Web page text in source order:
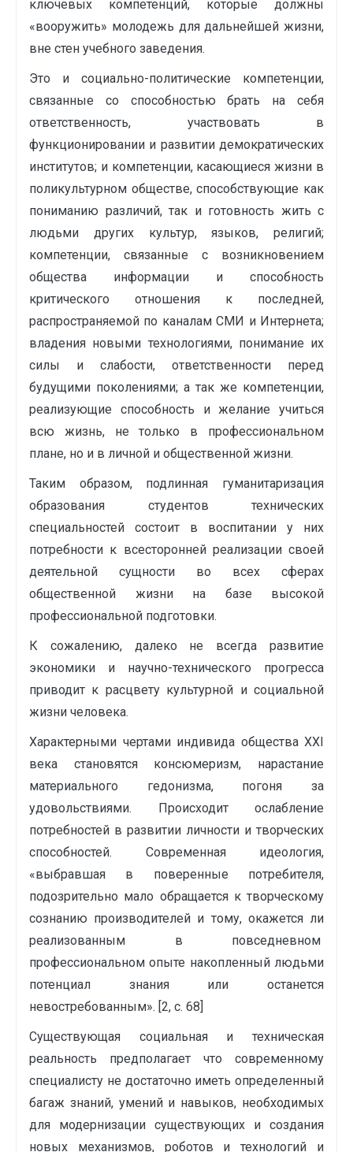
ключевых компетенций, которые должны
«вооружить» молодежь для дальнейшей жизни,
вне стен учебного заведения.
Это и социально-политические компетенции,
связанные со способностью брать на себя
ответственность, участвовать в
функционировании и развитии демократических
институтов; и компетенции, касающиеся жизни в
поликультурном обществе, способствующие как
пониманию различий, так и готовность жить с
людьми других культур, языков, религий;
компетенции, связанные с возникновением
общества информации и способность
критического отношения к последней,
распространяемой по каналам СМИ и Интернета;
владения новыми технологиями, понимание их
силы и слабости, ответственности перед
будущими поколениями; а так же компетенции,
реализующие способность и желание учиться
всю жизнь, не только в профессиональном
плане, но и в личной и общественной жизни.
Таким образом, подлинная гуманитаризация
образования студентов технических
специальностей состоит в воспитании у них
потребности к всесторонней реализации своей
деятельной сущности во всех сферах
общественной жизни на базе высокой
профессиональной подготовки.
К сожалению, далеко не всегда развитие
экономики и научно-технического прогресса
приводит к расцвету культурной и социальной
жизни человека.
Характерными чертами индивида общества ХХI
века становятся консюмеризм, нарастание
материального гедонизма, погоня за
удовольствиями. Происходит ослабление
потребностей в развитии личности и творческих
способностей. Современная идеология,
«выбравшая в поверенные потребителя,
подозрительно мало обращается к творческому
сознанию производителей и тому, окажется ли
реализованным в повседневном
профессиональном опыте накопленный людьми
потенциал знания или останется
невостребованным». [2, с. 68]
Существующая социальная и техническая
реальность предполагает что современному
специалисту не достаточно иметь определенный
багаж знаний, умений и навыков, необходимых
для модернизации существующих и создания
новых механизмов, роботов и технологий и